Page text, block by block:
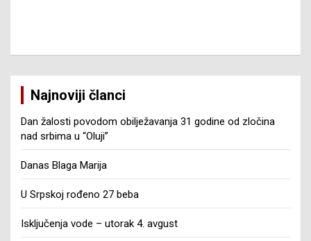
Najnoviji članci
Dan žalosti povodom obilježavanja 31 godine od zločina
nad srbima u “Oluji”
Danas Blaga Marija
U Srpskoj rođeno 27 beba
Isključenja vode – utorak 4. avgust